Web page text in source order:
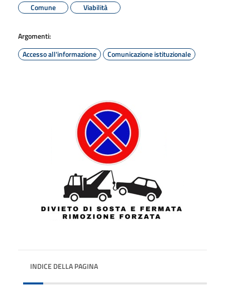
Comune
Viabilità
Argomenti:
Accesso all'informazione
Comunicazione istituzionale
INDICE DELLA PAGINA